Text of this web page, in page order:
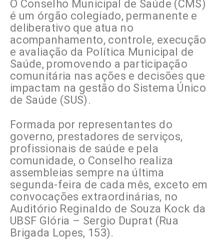
O Conselho Municipal de Saúde (CMS)
é um órgão colegiado, permanente e
deliberativo que atua no
acompanhamento, controle, execução
e avaliação da Política Municipal de
Saúde, promovendo a participação
comunitária nas ações e decisões que
impactam na gestão do Sistema Único
de Saúde (SUS).
Formada por representantes do
governo, prestadores de serviços,
profissionais de saúde e pela
comunidade, o Conselho realiza
assembleias sempre na última
segunda-feira de cada mês, exceto em
convocações extraordinárias, no
Auditório Reginaldo de Souza Kock da
UBSF Glória – Sergio Duprat (Rua
Brigada Lopes, 153).